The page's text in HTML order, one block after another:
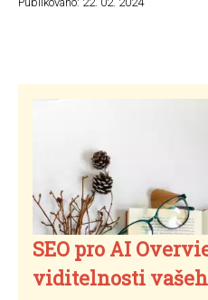
SEO pro AI
viditelnosti